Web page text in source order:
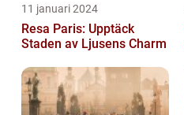
11 januari 2024
Resa Paris: Upptäck
Staden av Ljusens Charm